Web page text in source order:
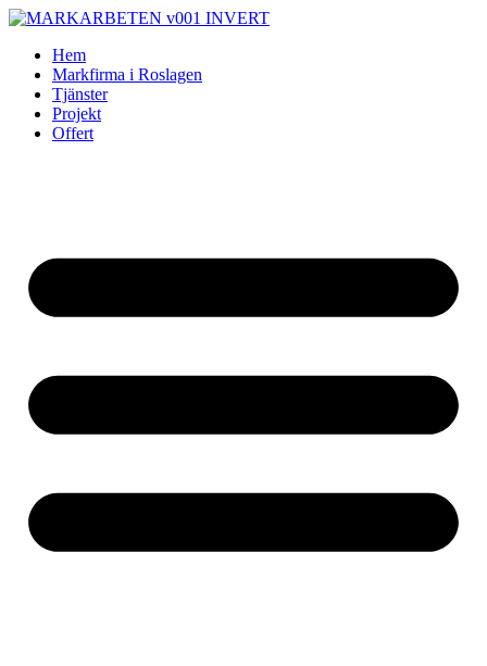
Skip
contentHem
Markfirma i Roslagen
Tjänster
Projekt
Offert